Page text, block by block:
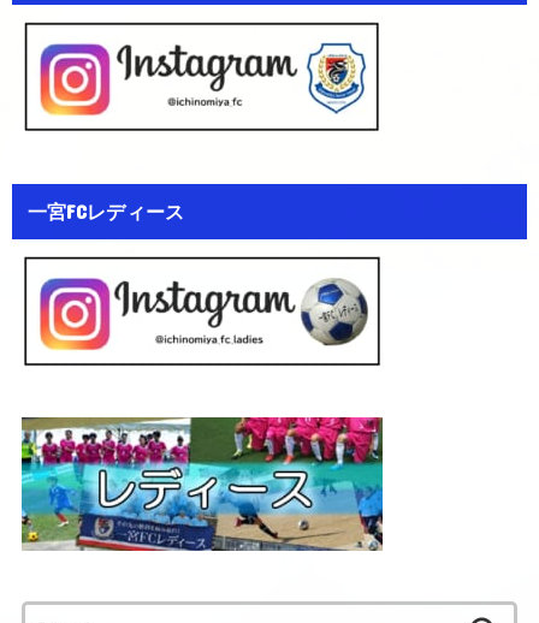
一宮FCレディース